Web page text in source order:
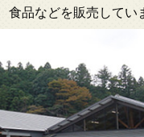
食品などを販売してい